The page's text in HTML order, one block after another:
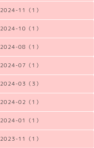
2024-11（1）
2024-10（1）
2024-08（1）
2024-07（1）
2024-03（3）
2024-02（1）
2024-01（1）
2023-11（1）